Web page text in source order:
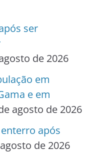
ser
de 2026
em
e em
agosto de 2026
após
de 2026